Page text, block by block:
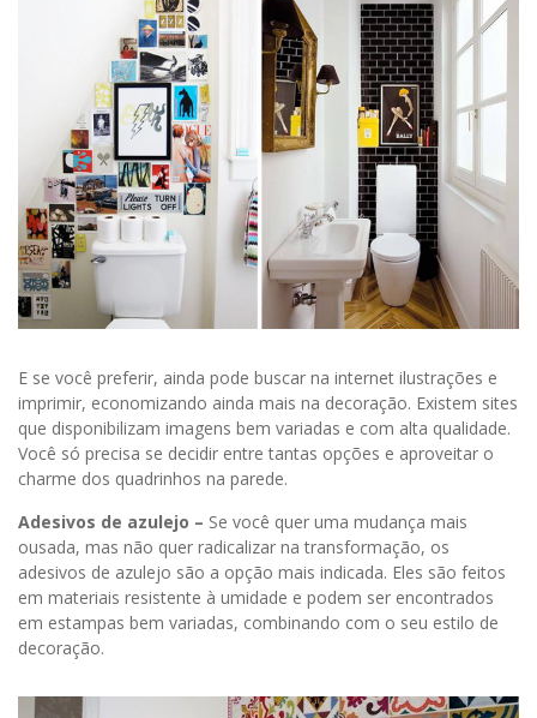
E se você preferir, ainda pode buscar na internet ilustrações e
imprimir, economizando ainda mais na decoração. Existem sites
que disponibilizam imagens bem variadas e com alta qualidade.
Você só precisa se decidir entre tantas opções e aproveitar o
charme dos quadrinhos na parede.
Adesivos de azulejo – Se você quer uma mudança mais
ousada, mas não quer radicalizar na transformação, os
adesivos de azulejo são a opção mais indicada. Eles são feitos
em materiais resistente à umidade e podem ser encontrados
em estampas bem variadas, combinando com o seu estilo de
decoração.